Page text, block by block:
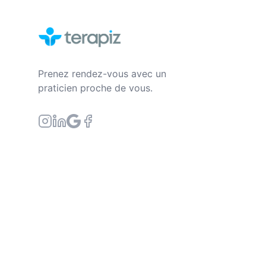
Prenez rendez-vous avec un
praticien proche de vous.